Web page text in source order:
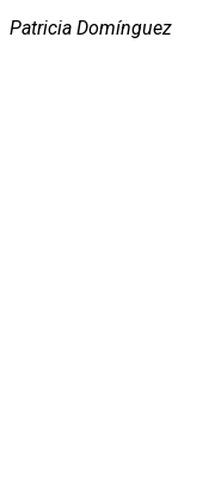
Patricia Domínguez